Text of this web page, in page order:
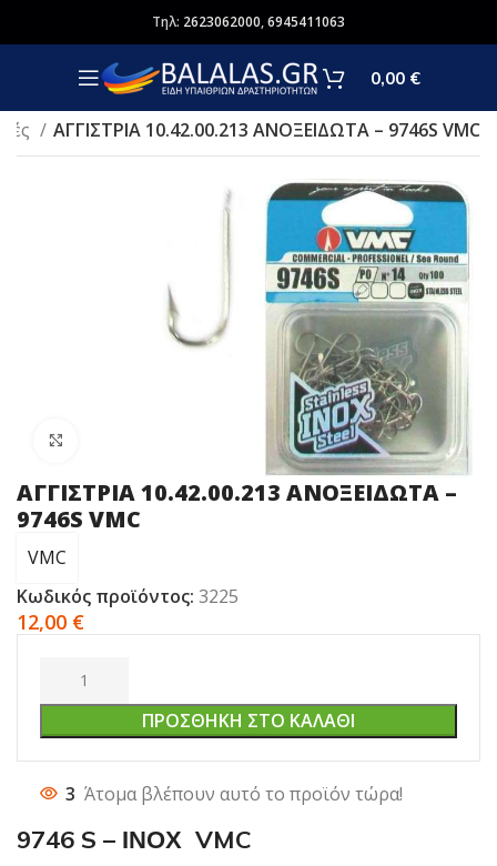
Τηλ: 2623062000,6945411063
0,00 €
ΑΓΓΙΣΤΡΙΑ 10.42.00.213 ΑΝΟΞΕΙΔΩΤΑ – 9746S VMC
ΑΓΓΙΣΤΡΙΑ 10.42.00.213 ΑΝΟΞΕΙΔΩΤΑ –
9746S VMC
VMC
Κωδικός προϊόντος: 3225
12,00 €
ΠΡΟΣΘΉΚΗ ΣΤΟ ΚΑΛΆΘΙ
3 Άτομα βλέπουν αυτό το προϊόν τώρα!
9746 S – ΙΝΟΧ VMC